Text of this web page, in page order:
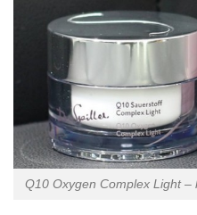
Q10 Oxygen Complex Light